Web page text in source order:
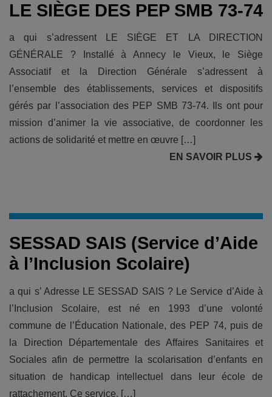
LE SIÈGE DES PEP SMB 73-74
a qui s’adressent LE SIÈGE ET LA DIRECTION
GÉNÉRALE ? Installé à Annecy le Vieux, le Siège
Associatif et la Direction Générale s’adressent à
l’ensemble des établissements, services et dispositifs
gérés par l’association des PEP SMB 73-74. Ils ont pour
mission d’animer la vie associative, de coordonner les
actions de solidarité et mettre en œuvre […]
EN SAVOIR PLUS
SESSAD SAIS (Service d’Aide
à l’Inclusion Scolaire)
a qui s’ Adresse LE SESSAD SAIS ? Le Service d’Aide à
l’Inclusion Scolaire, est né en 1993 d’une volonté
commune de l’Éducation Nationale, des PEP 74, puis de
la Direction Départementale des Affaires Sanitaires et
Sociales afin de permettre la scolarisation d’enfants en
situation de handicap intellectuel dans leur école de
rattachement. Ce service, […]